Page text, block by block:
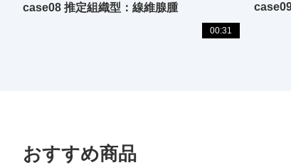
case08 推定組織型：線維腺腫
00:31
おすすめ商品